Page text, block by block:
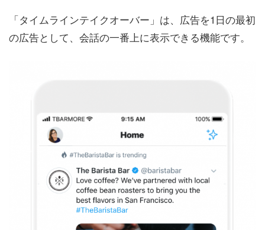
「タイムラインテイクオーバー」は、広告を1日の最初
の広告として、会話の一番上に表示できる機能です。